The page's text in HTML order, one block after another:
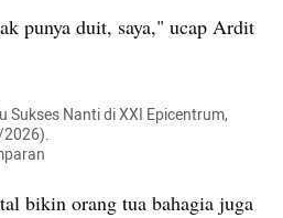
punya duit, saya," ucap Ardit
Nanti di XXI Epicentrum,
bikin orang tua bahagia juga